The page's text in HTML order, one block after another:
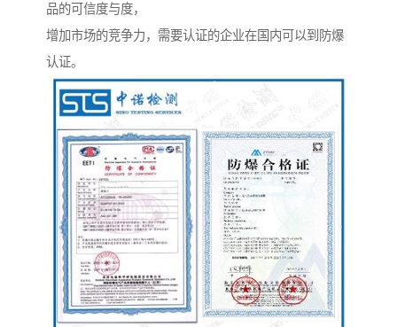
品的可信度与度，
增加市场的竞争力，需要认证的企业在国内可以到防爆
认证。